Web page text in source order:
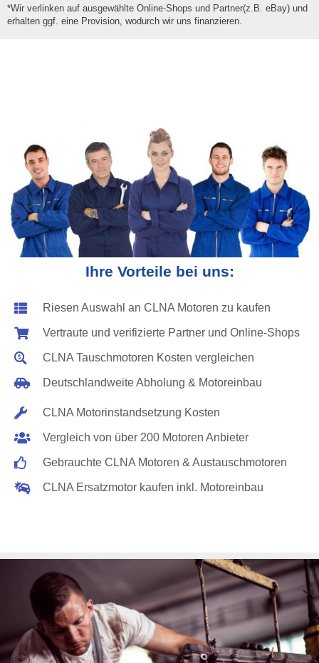
*Wir verlinken auf ausgewählte Online-Shops und Partner(z.B. eBay) und
erhalten ggf. eine Provision, wodurch wir uns finanzieren.
Ihre Vorteile bei uns:
Riesen Auswahl an CLNA Motoren zu kaufen
Vertraute und verifizierte Partner und Online-Shops
CLNA Tauschmotoren Kosten vergleichen
Deutschlandweite Abholung & Motoreinbau
CLNA Motorinstandsetzung Kosten
Vergleich von über 200 Motoren Anbieter
Gebrauchte CLNA Motoren & Austauschmotoren
CLNA Ersatzmotor kaufen inkl. Motoreinbau